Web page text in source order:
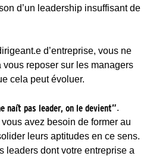
d’un leadership insuffisant de
d’entreprise, vous ne
vous reposer sur les managers
cela peut évoluer.
naît pas leader, on le devient”.
avez besoin de former au
leurs aptitudes en ce sens.
leaders dont votre entreprise a